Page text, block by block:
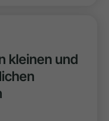
kleinen und